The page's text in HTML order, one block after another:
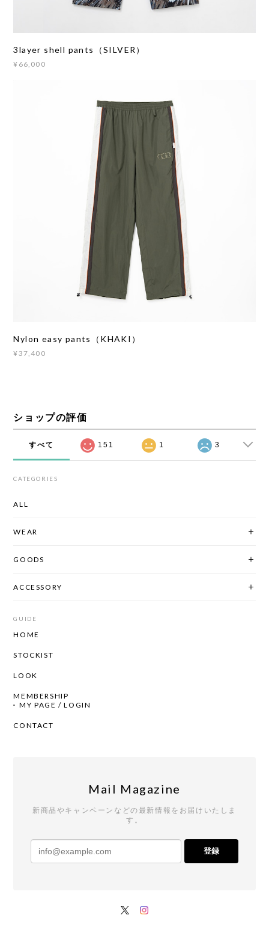
3layer shell pants（SILVER）
¥66,000
Nylon easy pants（KHAKI）
¥37,400
ショップの評価
すべて 151 1 3
CATEGORIES
ALL
WEAR
GOODS
ACCESSORY
GUIDE
HOME
STOCKIST
LOOK
MEMBERSHIP
MY PAGE / LOGIN
CONTACT
Mail Magazine
新商品やキャンペーンなどの最新情報をお届けいたしま
す。
登録